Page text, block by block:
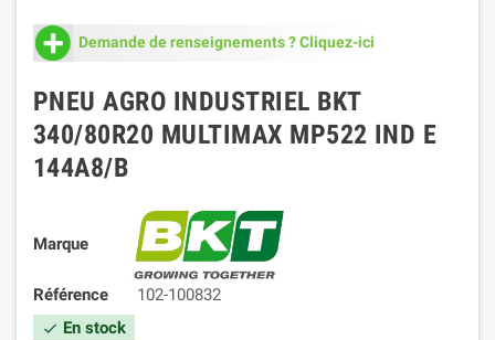
Demande de renseignements ? Cliquez-ici
PNEU AGRO INDUSTRIEL BKT
340/80R20 MULTIMAX MP522 IND E
144A8/B
Marque
Référence 102-100832
check En stock